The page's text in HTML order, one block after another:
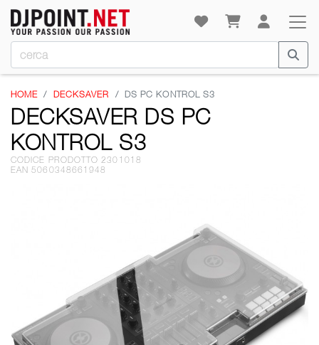
HOME DECKSAVER DS PC KONTROL S3
DECKSAVER DS PC
KONTROL S3
CODICE PRODOTTO 2301018
EAN 5060348661948